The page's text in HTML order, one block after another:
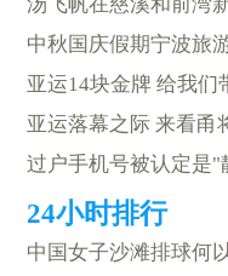
中秋国庆假期宁波旅
亚运14块金牌 给我们
亚运落幕之际 来看甬
过户手机号被认定是"
中国女子沙滩排球何